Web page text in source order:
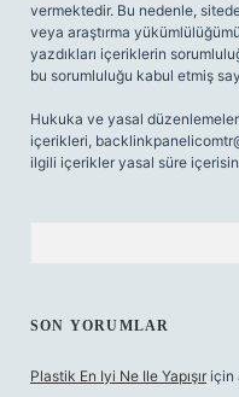
vermektedir. Bu nedenle,
veya araştırma
yazdıkları içeriklerin
bu sorumluluğu kabul etmiş
Hukuka ve yasal
içerikleri,
ilgili içerikler yasal süre
SON YORUMLAR
Plastik En Iyi Ne Ile Yapışır için